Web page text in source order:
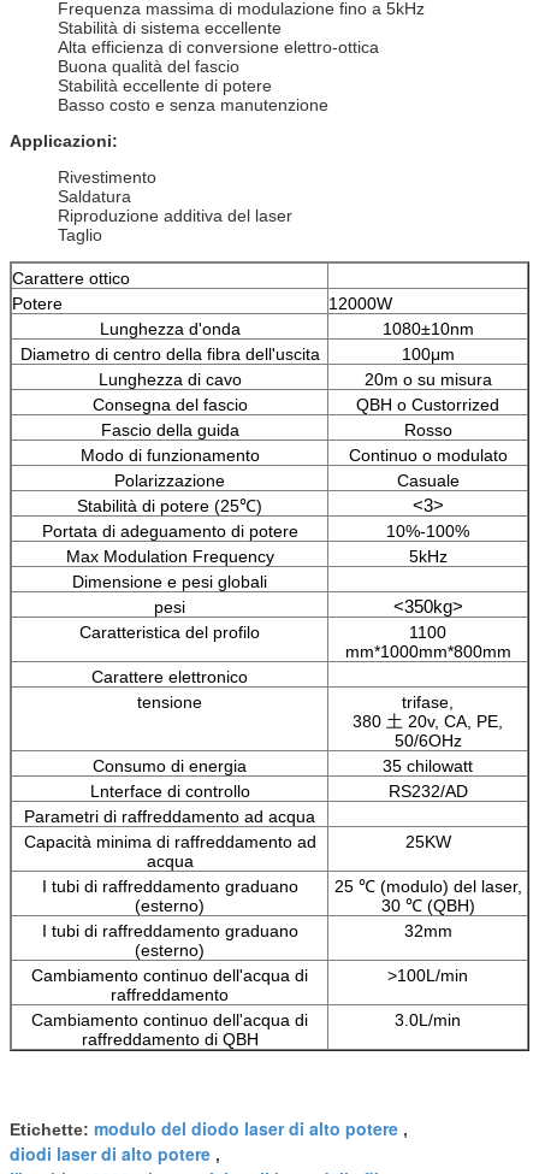
Frequenza massima di modulazione fino a 5kHz
Stabilità di sistema eccellente
Alta efficienza di conversione elettro-ottica
Buona qualità del fascio
Stabilità eccellente di potere
Basso costo e senza manutenzione
Applicazioni:
Rivestimento
Saldatura
Riproduzione additiva del laser
Taglio
Carattere ottico
Potere
12000W
Lunghezza d'onda
1080±10nm
Diametro di centro della fibra dell'uscita
100μm
Lunghezza di cavo
20m o su misura
Consegna del fascio
QBH o Custorrized
Fascio della guida
Rosso
Modo di funzionamento
Continuo o modulato
Polarizzazione
Casuale
Stabilità di potere (25℃)
<3>
Portata di adeguamento di potere
10%-100%
Max Modulation Frequency
5kHz
Dimensione e pesi globali
pesi
<350kg>
Caratteristica del profilo
1100
mm*1000mm*800mm
Carattere elettronico
tensione
trifase,
380 土 20v, CA, PE,
50/6OHz
Consumo di energia
35 chilowatt
Lnterface di controllo
RS232/AD
Parametri di raffreddamento ad acqua
Capacità minima di raffreddamento ad
acqua
25KW
I tubi di raffreddamento graduano
(esterno)
25 ℃(modulo) del laser,
30 ℃(QBH)
I tubi di raffreddamento graduano
(esterno)
32mm
Cambiamento continuo dell'acqua di
raffreddamento
>100L/min
Cambiamento continuo dell'acqua di
raffreddamento di QBH
3.0L/min
Etichette: modulo del diodo laser di alto potere ,
diodi laser di alto potere ,